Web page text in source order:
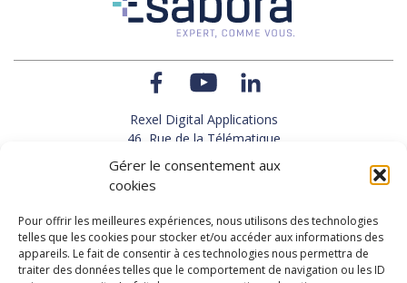
Gérer le consentement aux
cookies
Pour offrir les meilleures expériences, nous utilisons des technologies
telles que les cookies pour stocker et/ou accéder aux informations des
appareils. Le fait de consentir à ces technologies nous permettra de
traiter des données telles que le comportement de navigation ou les ID
Rexel Digital Applications
46, Rue de la Télématique
Le Polygone 42000 SAINT-ETIENNE
TEL : 33(0)4 77 92 28 60
FAX : 33(0)4 77 92 28 61
SUPPORT : 33(0)4 69 68 82 10
NOUS CONTACTER